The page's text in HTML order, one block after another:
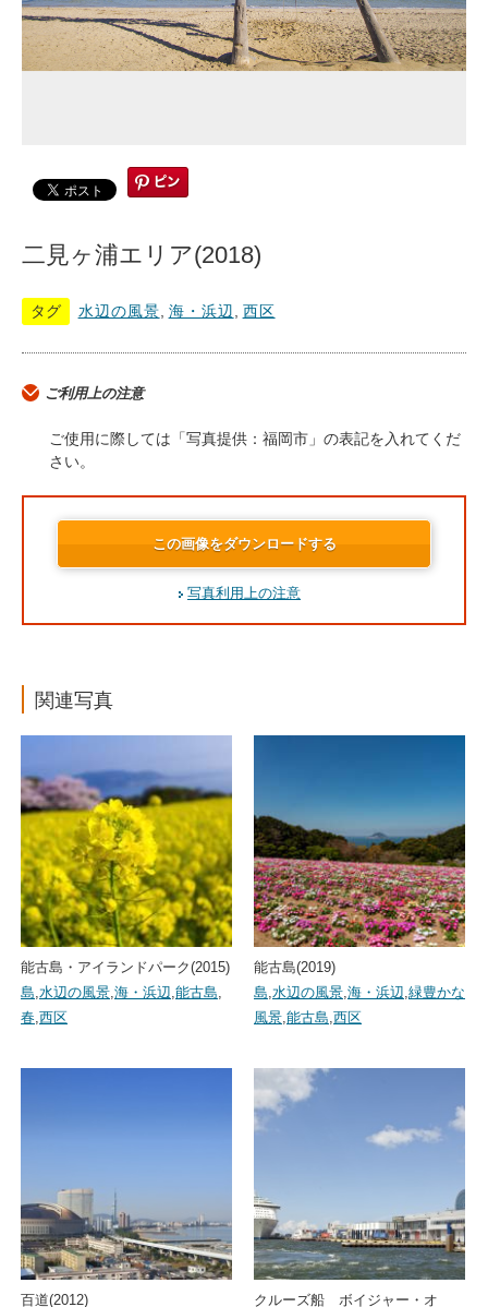
二見ヶ浦エリア(2018)
タグ 水辺の風景 海・浜辺 西区
ご利用上の注意
ご使用に際しては「写真提供：福岡市」の表記を入れてくだ
さい。
この画像をダウンロードする
写真利用上の注意
関連写真
能古島・アイランドパーク(2015)
島,水辺の風景,海・浜辺,能古島,
春,西区
能古島(2019)
島,水辺の風景,海・浜辺,緑豊かな
風景,能古島,西区
百道(2012) クルーズ船 ボイジャー・オ